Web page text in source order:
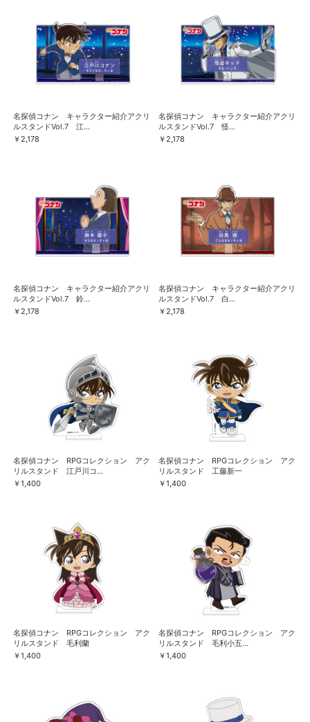
名探偵コナン キャラクター紹介アクリ
ルスタンドVol.7 江...
￥2,178
名探偵コナン キャラクター紹介アクリ
ルスタンドVol.7 怪...
￥2,178
名探偵コナン キャラクター紹介アクリ
ルスタンドVol.7 鈴...
￥2,178
名探偵コナン キャラクター紹介アクリ
ルスタンドVol.7 白...
￥2,178
名探偵コナン RPGコレクション アク
リルスタンド 江戸川コ...
￥1,400
名探偵コナン RPGコレクション アク
リルスタンド 工藤新一
￥1,400
名探偵コナン RPGコレクション アク
リルスタンド 毛利蘭
￥1,400
名探偵コナン RPGコレクション アク
リルスタンド 毛利小五...
￥1,400